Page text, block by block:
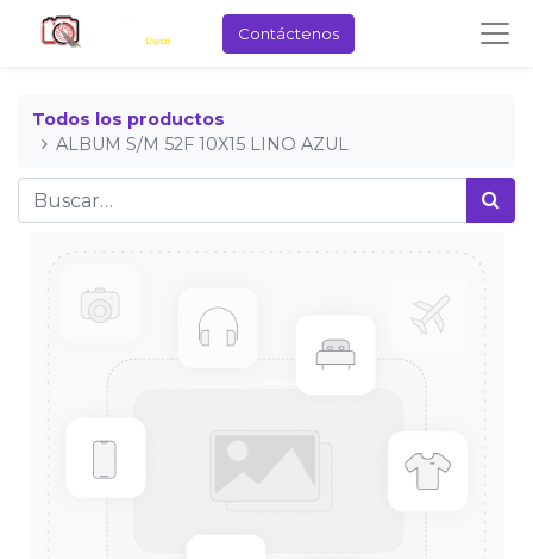
Contáctenos
Todos los productos
ALBUM S/M 52F 10X15 LINO AZUL